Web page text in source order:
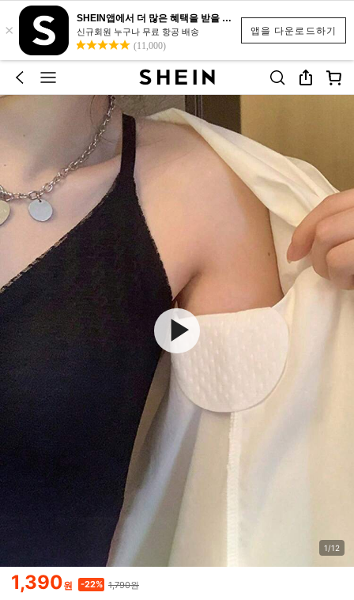
앱을 다운로드하기
×
SHEIN앱에서 더 많은 혜택을 받을 수 있어요.
신규회원 누구나 무료 항공 배송
(11,000)
1/12
1,390원 -22% 1,790원